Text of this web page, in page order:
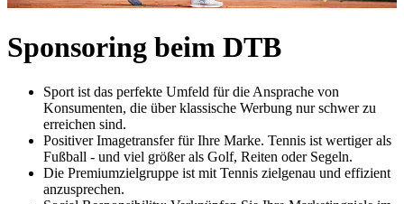
Sponsoring beim DTB
Sport ist das perfekte Umfeld für die Ansprache von
Konsumenten, die über klassische Werbung nur schwer zu
erreichen sind.
Positiver Imagetransfer für Ihre Marke. Tennis ist wertiger als
Fußball - und viel größer als Golf, Reiten oder Segeln.
Die Premiumzielgruppe ist mit Tennis zielgenau und effizient
anzusprechen.